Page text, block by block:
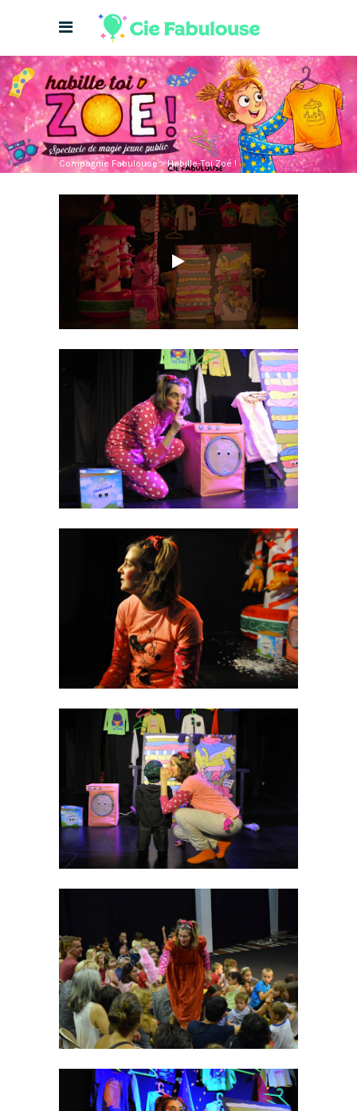
Compagnie Fabulouse>Habille-Toi Zoé !